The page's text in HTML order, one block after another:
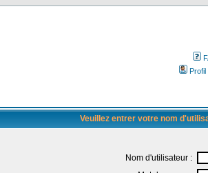
Profil
Veuillez entrer votre nom
Nom d'utilisateur :